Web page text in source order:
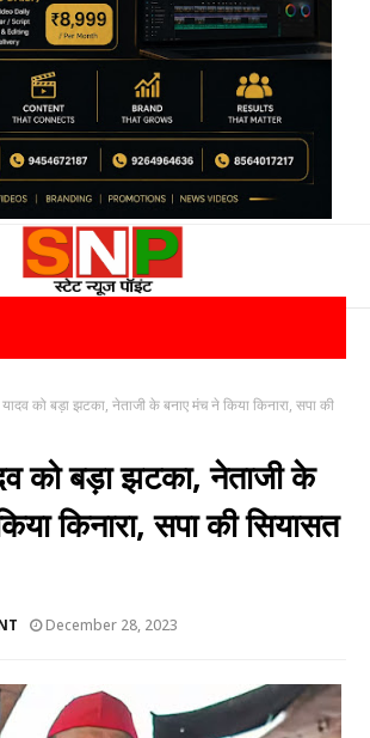
को बड़ा झटका, नेताजी के बनाए मंच ने किया किनारा, सपा की
को बड़ा झटका, नेताजी के
किनारा, सपा की सियासत
December 28, 2023